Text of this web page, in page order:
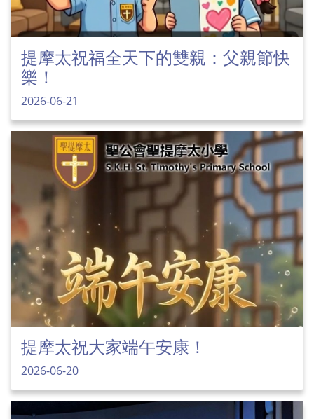
提摩太祝福全天下的雙親：父親節快
樂！
2026-06-21
提摩太祝大家端午安康！
2026-06-20